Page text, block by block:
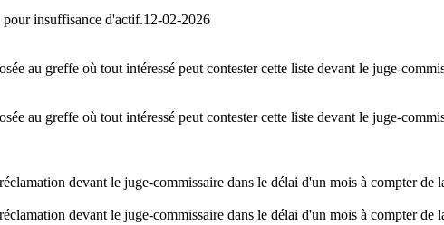
insuffisance d'actif.12-02-2026
au greffe où tout intéressé peut contester cette liste devant le juge-
au greffe où tout intéressé peut contester cette liste devant le juge-
devant le juge-commissaire dans le délai d'un mois à compter de
devant le juge-commissaire dans le délai d'un mois à compter de